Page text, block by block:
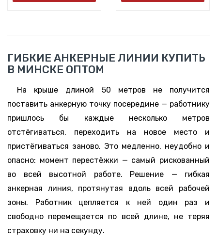
ГИБКИЕ АНКЕРНЫЕ ЛИНИИ КУПИТЬ
В МИНСКЕ ОПТОМ
На крыше длиной 50 метров не получится
поставить анкерную точку посередине — работнику
пришлось бы каждые несколько метров
отстёгиваться, переходить на новое место и
пристёгиваться заново. Это медленно, неудобно и
опасно: момент перестёжки — самый рискованный
во всей высотной работе. Решение — гибкая
анкерная линия, протянутая вдоль всей рабочей
зоны. Работник цепляется к ней один раз и
свободно перемещается по всей длине, не теряя
страховку ни на секунду.